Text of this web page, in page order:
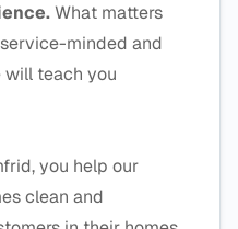
What matters
minded and
will teach you
you help our
clean and